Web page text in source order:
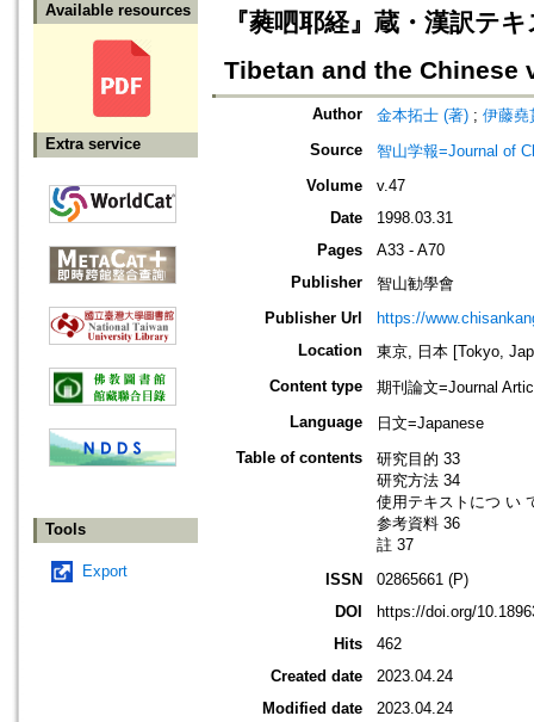
Available resources
Extra service
Tools
Export
『蕤呬耶経』蔵・漢訳テ
Tibetan and the Chinese
Author 金本拓士 (著) ; 伊藤堯
Source
智山学報=Journal of
Volume
v.47
Date
1998.03.31
Pages
A33 - A70
Publisher
智山勧學會
Publisher Url
https://
Location
東京, 日本 [Tokyo,
Content type
期刊論文=Journal
Language
日文=Japanese
Table of contents
研究目的 33
研究方法 34
使用テキストにつ い
参考資料 36
註 37
ISSN
02865661 (P)
DOI
https://doi.org/
Hits
462
Created date
2023.04.24
Modified date
2023.04.24